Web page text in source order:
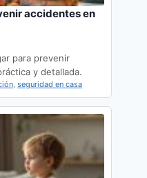
accidentes en
para prevenir
y detallada.
,seguridad en casa